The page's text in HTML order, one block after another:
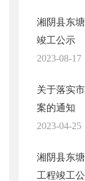
湘阴县东
竣工公示
2023-08-17
关于落实
案的通知
2023-04-25
湘阴县东
工程竣工